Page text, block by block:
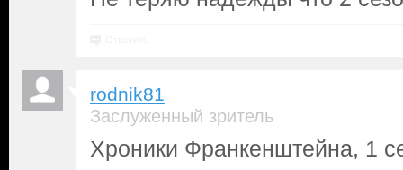
rodnik81
Заслуженный зритель
Хроники Франкенштейна, 1